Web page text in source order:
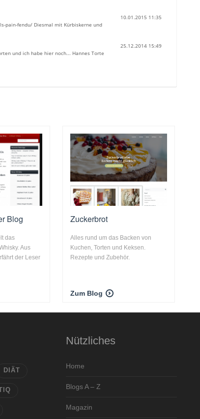
10.01.2015 11:35
pain-fendu/ Diesmal mit Kürbiskerne und
25.12.2014 15:49
und ich habe hier noch... Hannes Torte
Blog
das
Aus
der Leser
Zuckerbrot
Alles rund um das Backen von
Kuchen, Torten und Keksen.
Rezepte und Zubehör.
Zum Blog
DIÄT
Nützliches
Home
Blogs A – Z
Magazin